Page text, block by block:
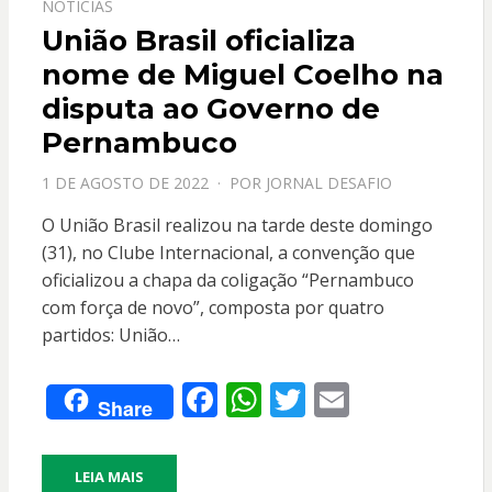
NOTICIAS
União Brasil oficializa
nome de Miguel Coelho na
disputa ao Governo de
Pernambuco
PPOSTADO
1 DE AGOSTO DE 2022 POR JORNAL DESAFIO
O União Brasil realizou na tarde deste domingo
(31), no Clube Internacional, a convenção que
oficializou a chapa da coligação “Pernambuco
com força de novo”, composta por quatro
partidos: União…
Share F W T E
LEIA MAIS